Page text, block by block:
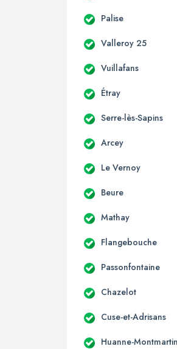
Palise
Valleroy 25
Vuillafans
Étray
Serre-lès-Sapins
Arcey
Le Vernoy
Beure
Mathay
Flangebouche
Passonfontaine
Chazelot
Cuse-et-Adrisans
Huanne-Montmartin